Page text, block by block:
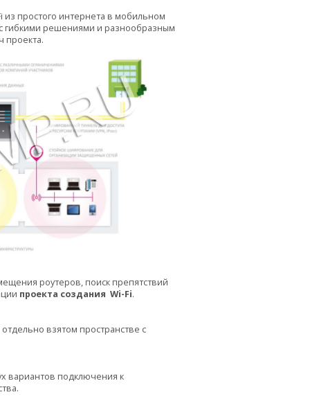
из простого интернета в мобильном
с гибкими решениями и разнообразным
проекта.
роутеров, поиск препятствий
проекта создания Wi-Fi.
отдельно взятом пространстве с
вариантов подключения к